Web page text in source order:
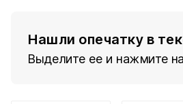
Нашли опечатку в
Выделите ее и нажмите на